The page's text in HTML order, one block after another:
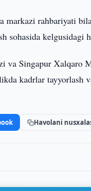
rahbariyati
sohasida kelgusidagi
va Singapur Xalqaro
kadrlar tayyorlash
Havolani